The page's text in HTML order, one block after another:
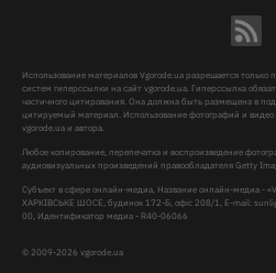
© 2009-2026 vgorode.ua
Использование материалов Vgorode.ua разрешается
систем гиперссылки на сайт vgorode.ua. Гиперссылка
частичного цитирования. Она должна быть размещена в
цитируемый материал. Использование фотографий и видео
vgorode.ua и автора.
Любое копирование, перепечатка и воспроизведение
аудиовизуальных произведений правообладателя Getty
Субъект в сфере онлайн-медиа, Название онлайн-медиа -
ХАРКІВСЬКЕ ШОСЕ, будинок 172-Б, офіс 208/1, E-mail:
00, Идентификатор медиа - R40-06066